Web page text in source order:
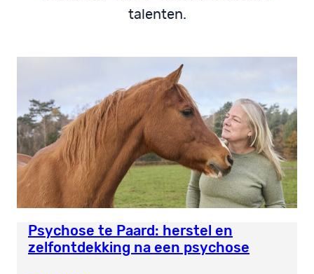
talenten.
Psychose te Paard: herstel en
zelfontdekking na een psychose